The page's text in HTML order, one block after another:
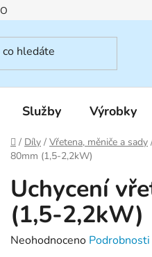
O nás
Služby Výrobky
Domů
/ Díly / Vřetena, měniče a sady
80mm (1,5-2,2kW)
Uchycení
(1,5-2,2kW)
Průměrné
Neohodnoceno